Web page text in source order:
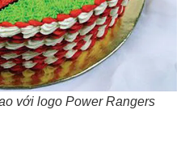
với logo Power Rangers